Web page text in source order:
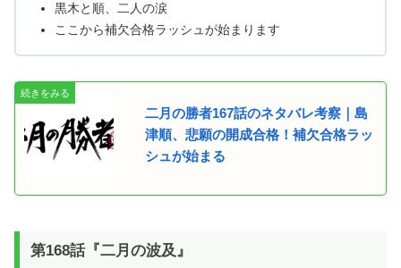
黒木と順、二人の涙
ここから補欠合格ラッシュが始まります
二月の勝者167話のネタバレ考察｜島
津順、悲願の開成合格！補欠合格ラッ
シュが始まる
第168話『二月の波及』